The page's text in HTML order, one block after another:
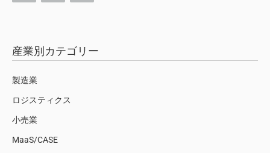
産業別カテゴリー
製造業
ロジスティクス
小売業
MaaS/CASE